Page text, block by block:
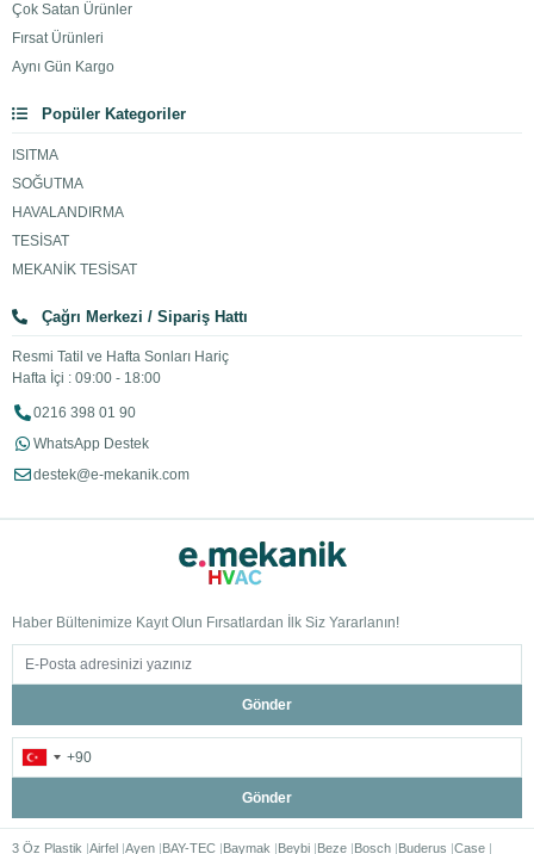
Çok Satan Ürünler
Fırsat Ürünleri
Aynı Gün Kargo
Popüler Kategoriler
ISITMA
SOĞUTMA
HAVALANDIRMA
TESİSAT
MEKANİK TESİSAT
Çağrı Merkezi / Sipariş Hattı
Resmi Tatil ve Hafta Sonları Hariç
Hafta İçi : 09:00 - 18:00
0216 398 01 90
WhatsApp Destek
destek@e-mekanik.com
Haber Bültenimize Kayıt Olun Fırsatlardan İlk Siz Yararlanın!
Gönder
Gönder
3 Öz Plastik Airfel Ayen BAY-TEC Baymak Beybi Beze Bosch Buderus Case